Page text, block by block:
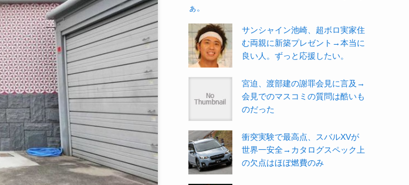
ぁ。
サンシャイン池崎、超ボロ実家住
む両親に新築プレゼント→本当に
良い人。ずっと応援したい。
宮迫、渡部建の謝罪会見に言及→
会見でのマスコミの質問は酷いも
のだった
衝突実験で最高点、スバルXVが
世界一安全→カタログスペック上
の欠点はほぼ燃費のみ